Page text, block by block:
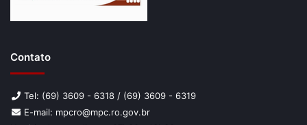
Contato
Tel: (69) 3609 - 6318 / (69) 3609 - 6319
E-mail: mpcro@mpc.ro.gov.br